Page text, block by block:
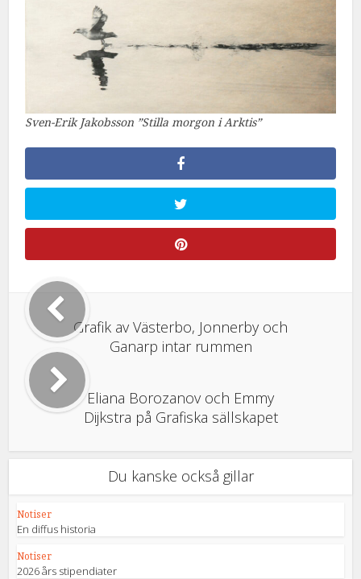
Sven-Erik Jakobsson ”Stilla morgon i Arktis”
Grafik av Västerbo, Jonnerby och
Ganarp intar rummen
Eliana Borozanov och Emmy
Dijkstra på Grafiska sällskapet
Du kanske också gillar
Notiser
En diffus historia
Notiser
2026 års stipendiater